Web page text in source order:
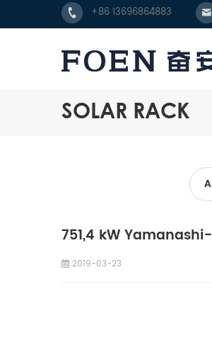
+86 13696864883
SOLAR RACK
751,4 kW
2019-03-23